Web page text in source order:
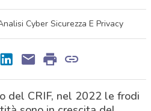
Cyber Sicurezza E Privacy
del CRIF, nel 2022 le frodi